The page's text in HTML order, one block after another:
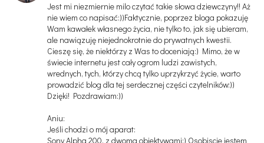
Jest mi niezmiernie milo czytać takie słowa dziewczyny!! Aż
nie wiem co napisać:))Faktycznie, poprzez bloga pokazuję
Wam kawałek własnego życia, nie tylko to, jak się ubieram,
ale nawiązuję niejednokrotnie do prywatnych kwestii.
Cieszę się, że niektórzy z Was to doceniają:) Mimo, że w
świecie internetu jest cały ogrom ludzi zawistych,
wrednych, tych, którzy chcą tylko uprzykrzyć życie, warto
prowadzić blog dla tej serdecznej części czytelników:))
Dzięki! Pozdrawiam:))
Aniu:
Jeśli chodzi o mój aparat:
Sony Alpha 200, z dwoma obiektywami:) Osobiscie jestem